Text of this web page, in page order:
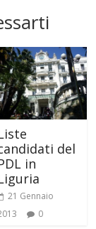
del
in
21 Gennaio
0